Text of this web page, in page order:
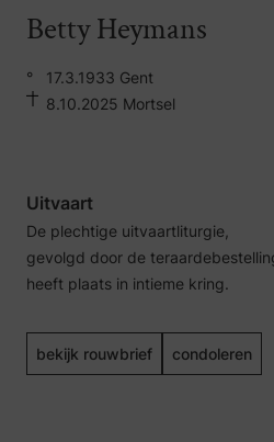
Betty Heymans
°
17.3.1933 Gent
8.10.2025 Mortsel
Uitvaart
De plechtige uitvaartliturgie,
gevolgd door de
heeft plaats in intieme kring.
bekijk rouwbrief
condoleren